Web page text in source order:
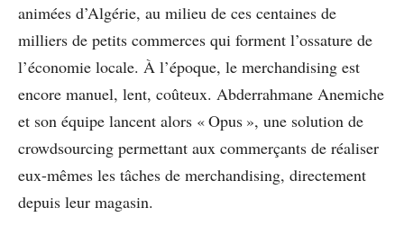
animées d’Algérie, au milieu de ces centaines de
milliers de petits commerces qui forment l’ossature de
l’économie locale. À l’époque, le merchandising est
encore manuel, lent, coûteux. Abderrahmane Anemiche
et son équipe lancent alors « Opus », une solution de
crowdsourcing permettant aux commerçants de réaliser
eux-mêmes les tâches de merchandising, directement
depuis leur magasin.